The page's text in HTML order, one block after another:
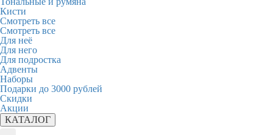
Кисти
Смотреть все
Смотреть все
Для неё
Для него
Для подростка
Адвенты
Наборы
Подарки до 3000 рублей
Скидки
Акции
КАТАЛОГ